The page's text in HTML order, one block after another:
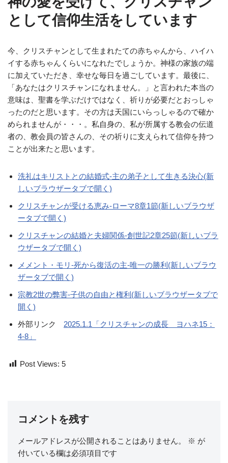
として信仰生活をしています
今、クリスチャンとして生まれたての赤ちゃんから、ハイハ
イする赤ちゃんくらいになれたでしょうか。神様の家族の端
に加えていただき、幸せな毎日を過ごしています。最後に、
「あなたはクリスチャンになれません。」と言われた本当の
意味は、聖書を学ぶだけではなく、祈りが必要だとおっしゃ
ったのだと思います。その方は天国にいらっしゃるので確か
められませんが・・・。私自身の、私が所属する教会の伝道
者の、教会員の皆さんの、その祈りに支えられて信仰を持つ
ことが出来たと思います。
洗礼はキリストとの結婚式-主の弟子として生きる決心(新
しいブラウザータブで開く)
クリスチャンが受ける恵み-ローマ8章1節(新しいブラウザ
ータブで開く)
クリスチャンの結婚と夫婦関係-創世記2章25節(新しいブラ
ウザータブで開く)
メメント・モリ-死から復活の主-唯一の勝利(新しいブラウ
ザータブで開く)
宗教2世の弊害-子供の自由と権利(新しいブラウザータブで
開く)
外部リンク 2025.1.1「クリスチャンの成長 ヨハネ15：
4-8」
Post Views: 5
コメントを残す
メールアドレスが公開されることはありません。 ※ が
付いている欄は必須項目です